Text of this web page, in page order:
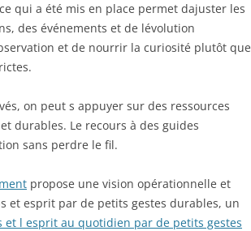
qui a été mis en place permet dajuster les
des événements et de lévolution
et de nourrir la curiosité plutôt que
on peut s appuyer sur des ressources
durables. Le recours à des guides
sans perdre le fil.
propose une vision opérationnelle et
et esprit par de petits gestes durables, un
et l esprit au quotidien par de petits gestes